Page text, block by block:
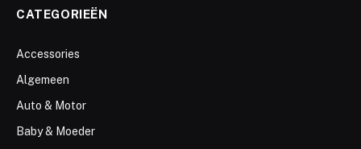
CATEGORIEËN
Accessories
Algemeen
Auto & Motor
Baby & Moeder